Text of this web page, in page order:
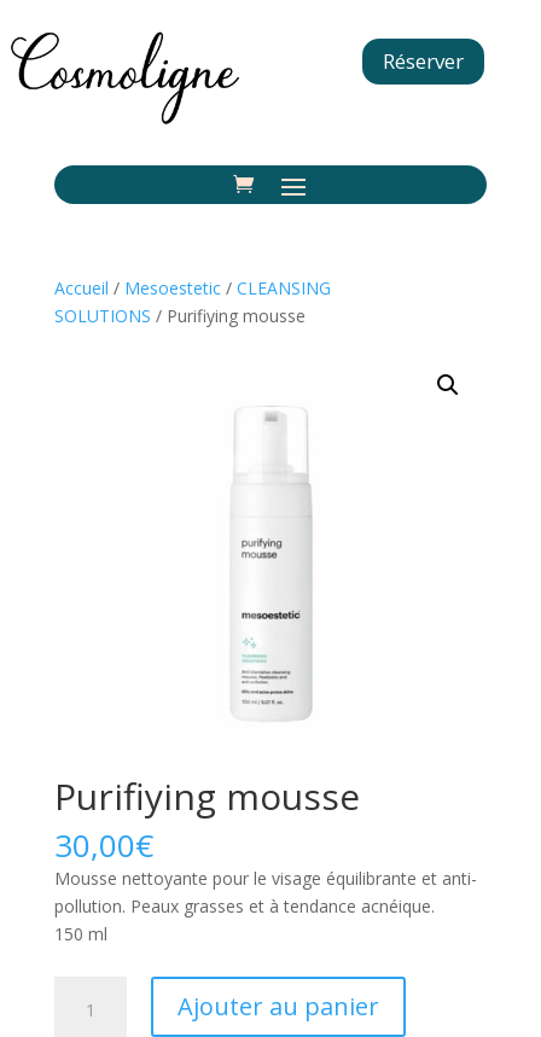
Réserver
Accueil / Mesoestetic/ CLEANSING
SOLUTIONS / Purifiying mousse
Purifiying mousse
30,00€
Mousse nettoyante pour le visage équilibrante et anti-
pollution. Peaux grasses et à tendance acnéique.
150 ml
Ajouter au panier